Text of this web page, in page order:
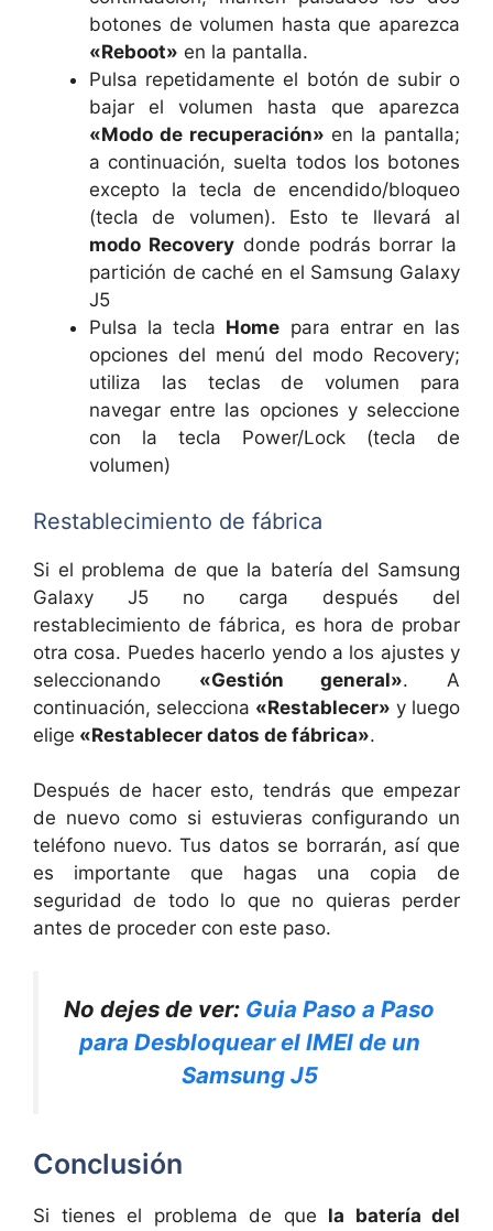
botones de volumen hasta que aparezca
«Reboot» en la pantalla.
Pulsa repetidamente el botón de subir o
bajar el volumen hasta que aparezca
«Modo de recuperación» en la pantalla;
a continuación, suelta todos los botones
excepto la tecla de encendido/bloqueo
(tecla de volumen). Esto te llevará al
modo Recoverydonde podrás borrar la
partición de caché en el Samsung Galaxy
J5
Pulsa la tecla Home para entrar en las
opciones del menú del modo Recovery;
utiliza las teclas de volumen para
navegar entre las opciones y seleccione
con la tecla Power/Lock (tecla de
volumen)
Restablecimiento de fábrica
Si el problema de que la batería del Samsung
Galaxy J5 no carga después del
restablecimiento de fábrica, es hora de probar
otra cosa. Puedes hacerlo yendo a los ajustes y
seleccionando «Gestión general». A
continuación, selecciona «Restablecer» y luego
elige «Restablecer datos de fábrica».
Después de hacer esto, tendrás que empezar
de nuevo como si estuvieras configurando un
teléfono nuevo. Tus datos se borrarán, así que
es importante que hagas una copia de
seguridad de todo lo que no quieras perder
antes de proceder con este paso.
No dejes de ver: Guia Paso a Paso
para Desbloquear el IMEI de un
Samsung J5
Conclusión
Si tienes el problema de que la batería del